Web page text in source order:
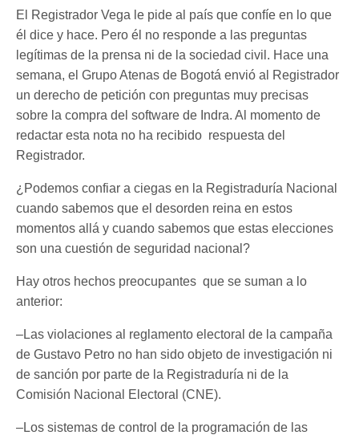
El Registrador Vega le pide al país que confíe en lo que
él dice y hace. Pero él no responde a las preguntas
legítimas de la prensa ni de la sociedad civil. Hace una
semana, el Grupo Atenas de Bogotá envió al Registrador
un derecho de petición con preguntas muy precisas
sobre la compra del software de Indra. Al momento de
redactar esta nota no ha recibido respuesta del
Registrador.
¿Podemos confiar a ciegas en la Registraduría Nacional
cuando sabemos que el desorden reina en estos
momentos allá y cuando sabemos que estas elecciones
son una cuestión de seguridad nacional?
Hay otros hechos preocupantes que se suman a lo
anterior:
–Las violaciones al reglamento electoral de la campaña
de Gustavo Petro no han sido objeto de investigación ni
de sanción por parte de la Registraduría ni de la
Comisión Nacional Electoral (CNE).
–Los sistemas de control de la programación de las